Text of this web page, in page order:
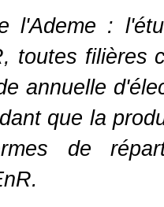
l'Ademe :
toutes filières
annuelle
que la
de